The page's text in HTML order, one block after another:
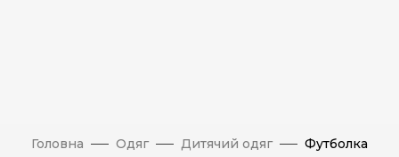
Головна Одяг Дитячий одяг
Футболка